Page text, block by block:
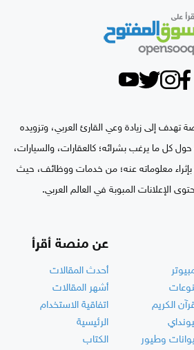
تهدف إلى زيادة وعي القارئ العربي، وتزويده
كل ما يرغب بشرائه؛ كالعقارات، والسيارات،
بإثراء معلوماته عنه؛ من خدمات ووظائف، حيث
الإعلانات المبوبة في العالم العربي.
الكريم
وطيور
عن منصة أقرأ
أحدث المقالات
أشهر المقالات
اتفاقية الاستخدام
الرئيسية
الكتاب